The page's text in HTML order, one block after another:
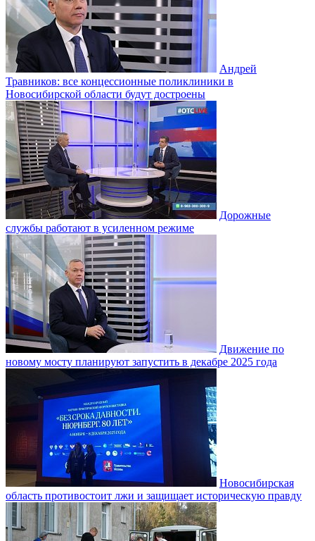
Андрей
Травников: все концессионные поликлиники в
Новосибирской области будут достроены
Дорожные
службы работают в усиленном режиме
Движение по
новому мосту планируют запустить в декабре 2025 года
Новосибирская
область противостоит лжи и защищает историческую правду